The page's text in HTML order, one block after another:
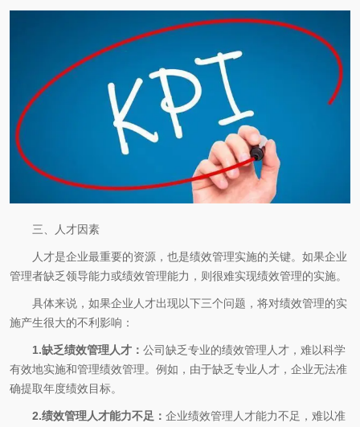
三、人才因素
人才是企业最重要的资源，也是绩效管理实施的关键。如果企业
管理者缺乏领导能力或绩效管理能力，则很难实现绩效管理的实施。
具体来说，如果企业人才出现以下三个问题，将对绩效管理的实
施产生很大的不利影响：
1.缺乏绩效管理人才： 公司缺乏专业的绩效管理人才，难以科学
有效地实施和管理绩效管理。例如，由于缺乏专业人才，企业无法准
确提取年度绩效目标。
2.绩效管理人才能力不足： 企业绩效管理人才能力不足，难以准